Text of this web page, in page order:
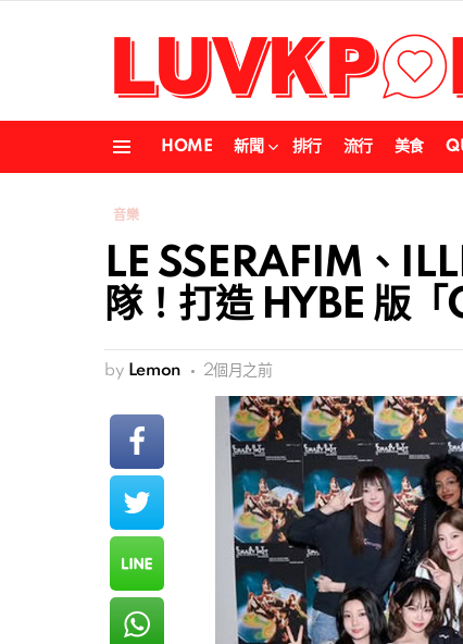
HOME 新聞 排行 流行 美食
音樂
LE SSERAFIM、
隊！打造 HYBE 版
by Lemon 2個月之前